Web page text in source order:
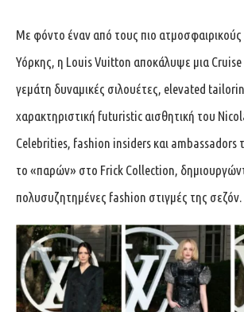
Με φόντο έναν από τους πιο
Υόρκης, η Louis Vuitton αποκάλυψε μια Cruise
γεμάτη δυναμικές σιλουέτες, elevated
χαρακτηριστική futuristic αισθητική του
Celebrities, fashion insiders και ambassadors
το «παρών» στο Frick Collection,
πολυσυζητημένες fashion στιγμές της σεζόν.